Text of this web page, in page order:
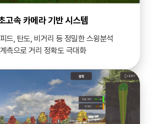
고속 카메라 기반 시스템
드, 탄도, 비거리 등 정밀한 스윙분석
측으로 거리 정확도 극대화